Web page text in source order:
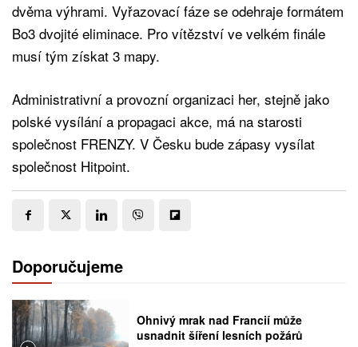
dvěma výhrami. Vyřazovací fáze se odehraje formátem
Bo3 dvojité eliminace. Pro vítězství ve velkém finále
musí tým získat 3 mapy.
Administrativní a provozní organizaci her, stejně jako
polské vysílání a propagaci akce, má na starosti
společnost FRENZY. V Česku bude zápasy vysílat
společnost Hitpoint.
Doporučujeme
Ohnivý mrak nad Francií může
usnadnit šíření lesních požárů